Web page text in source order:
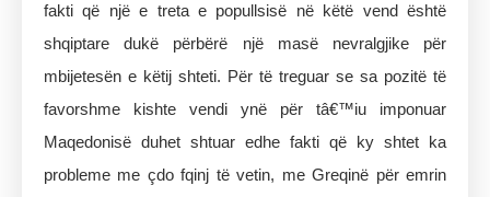
fakti që një e treta e popullsisë në këtë vend është
shqiptare dukë përbërë një masë nevralgjike për
mbijetesën e këtij shteti. Për të treguar se sa pozitë të
favorshme kishte vendi ynë për tâ€™iu imponuar
Maqedonisë duhet shtuar edhe fakti që ky shtet ka
probleme me çdo fqinj të vetin, me Greqinë për emrin